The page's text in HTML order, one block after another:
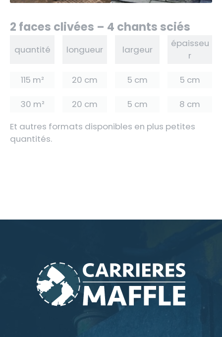
2 faces clivées – 4 chants sciés
quantité longueur largeur
épaisseu
r
115 m² 20 cm 5 cm 5 cm
30 m² 20 cm 5 cm
8 cm
Et autres formats disponibles en plus petites
quantités.